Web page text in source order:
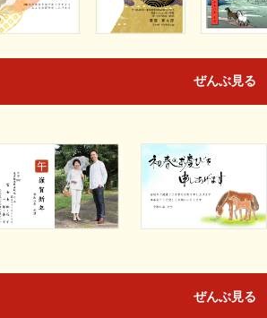
ぜんぶ見る
ぜんぶ見る